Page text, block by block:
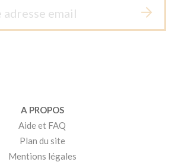
A PROPOS
Aide et FAQ
Plan du site
Mentions légales